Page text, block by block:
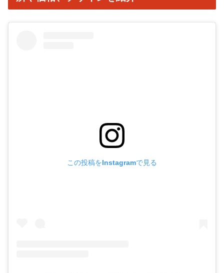
この投稿をInstagramで見る